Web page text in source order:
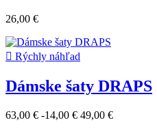
26,00 €
 Rýchly náhľad
Dámske šaty DRAPS
63,00 € -14,00 € 49,00 €